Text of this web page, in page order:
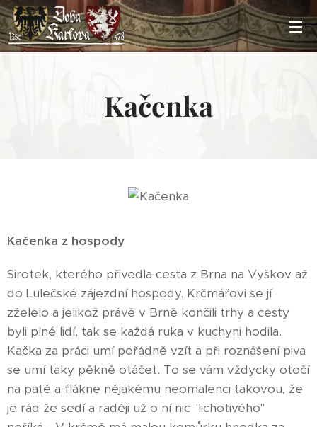
Kačenka
Kačenka z hospody
Sirotek, kterého přivedla cesta z Brna na Vyškov až
do Lulečské zájezdní hospody. Krčmářovi se jí
zželelo a jelikož právě v Brně končili trhy a cesty
byli plné lidí, tak se každá ruka v kuchyni hodila.
Kačka za práci umí pořádně vzít a při roznášení piva
se umí taky pěkně otáčet. To se vám vždycky otočí
na patě a flákne nějakému neomalenci takovou, že
je rád že sedí a raději už o ní nic "lichotivého"